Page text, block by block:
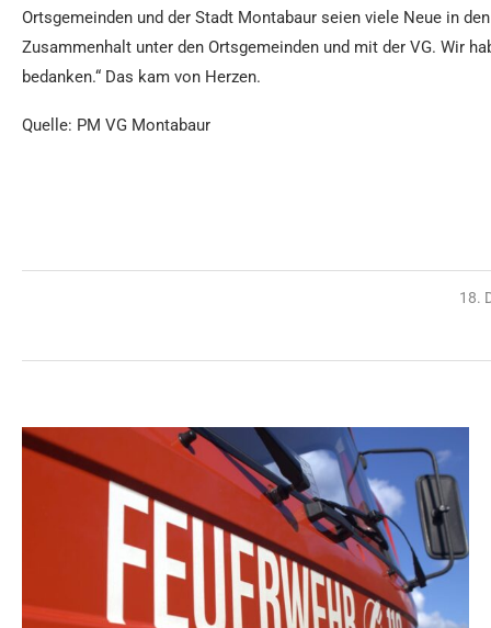
Ortsgemeinden und der Stadt Montabaur seien viele Neue in
Zusammenhalt unter den Ortsgemeinden und mit der VG. Wir
bedanken.“ Das kam von Herzen.
Quelle: PM VG Montabaur
18.